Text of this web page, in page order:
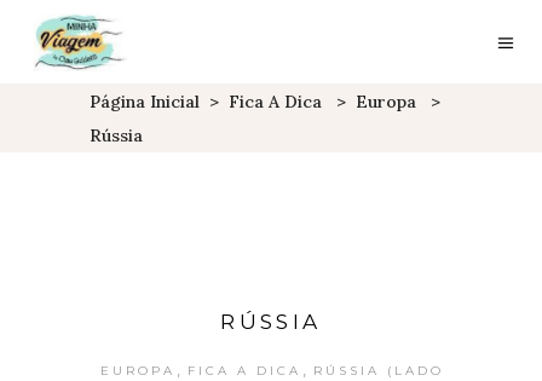
Página Inicial > Fica A Dica > Europa
>
Rússia
RÚSSIA
EUROPA FICA A DICA RÚSSIA (LADO